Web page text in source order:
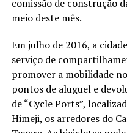
comissão de construção
meio deste mês.
Em julho de 2016, a
serviço de
promover a mobilidade
pontos de aluguel e
de “Cycle Ports”,
Himeji, os arredores do